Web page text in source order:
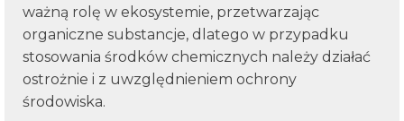
ważną rolę w ekosystemie, przetwarzając
organiczne substancje, dlatego w przypadku
stosowania środków chemicznych należy działać
ostrożnie i z uwzględnieniem ochrony
środowiska.